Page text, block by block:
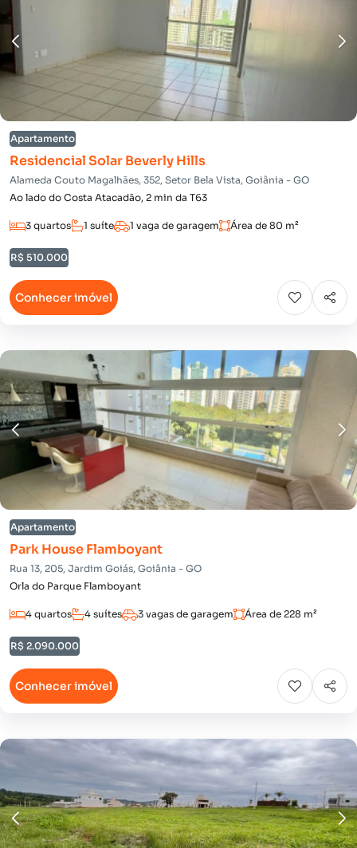
Apartamento
Residencial Solar Beverly Hills
Alameda Couto Magalhães, 352, Setor Bela Vista, Goiânia - GO
Ao lado do Costa Atacadão, 2 min da T63
3 quartos 1 suíte 1 vaga de garagem Área de 80 m²
R$ 510.000
Conhecer imóvel
Apartamento
Park House Flamboyant
Rua 13, 205, Jardim Goiás, Goiânia - GO
Orla do Parque Flamboyant
4 quartos 4 suítes 3 vagas de garagem Área de 228 m²
R$ 2.090.000
Conhecer imóvel